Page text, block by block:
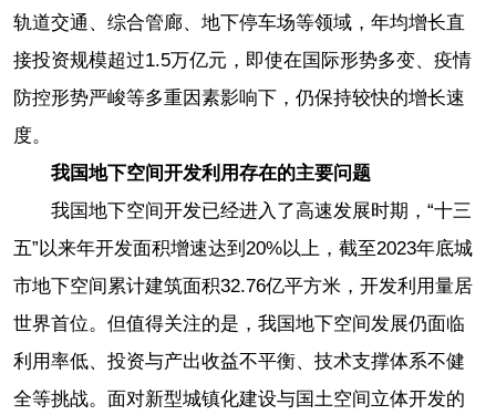
轨道交通、综合管廊、地下停车场等领域，年均增长直
接投资规模超过1.5万亿元，即使在国际形势多变、疫情
防控形势严峻等多重因素影响下，仍保持较快的增长速
度。
我国地下空间开发利用存在的主要问题
我国地下空间开发已经进入了高速发展时期，“十三
五”以来年开发面积增速达到20%以上，截至2023年底城
市地下空间累计建筑面积32.76亿平方米，开发利用量居
世界首位。但值得关注的是，我国地下空间发展仍面临
利用率低、投资与产出收益不平衡、技术支撑体系不健
全等挑战。面对新型城镇化建设与国土空间立体开发的